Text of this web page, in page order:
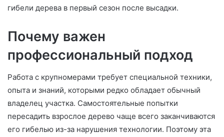
гибели дерева в первый сезон после высадки.
Почему важен
профессиональный подход
Работа с крупномерами требует специальной техники,
опыта и знаний, которыми редко обладает обычный
владелец участка. Самостоятельные попытки
пересадить взрослое дерево чаще всего заканчиваются
его гибелью из-за нарушения технологии. Поэтому эта